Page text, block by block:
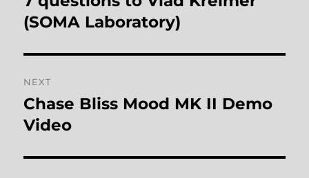
post:
(SOMA Laboratory)
NEXT
Next
post:
Chase Bliss Mood MK II Demo
Video